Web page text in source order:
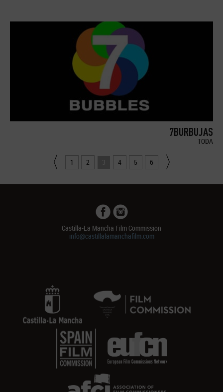
7BURBUJAS
TODA
1 2 3 4 5 6
Castilla-La Mancha Film Commission
info@castillalamanchafilm.com